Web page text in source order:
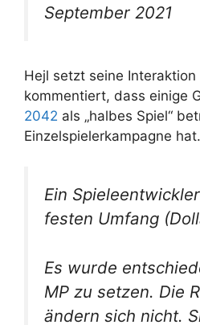
September 2021
Hejl setzt seine
kommentiert, dass einige
2042 als „halbes Spiel“
Einzelspielerkampagne hat.
Ein
festen Umfang
Es wurde
MP zu setzen. Die
ändern sich nicht.